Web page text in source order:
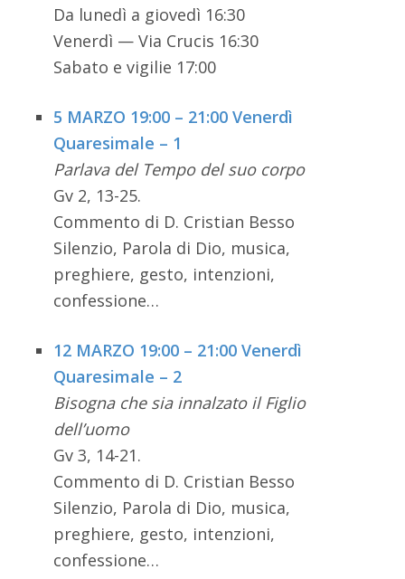
Da lunedì a giovedì 16:30
Venerdì — Via Crucis 16:30
Sabato e vigilie 17:00
5 MARZO 19:00 – 21:00 Venerdì
Quaresimale – 1
Parlava del Tempo del suo corpo
Gv 2, 13-25.
Commento di D. Cristian Besso
Silenzio, Parola di Dio, musica,
preghiere, gesto, intenzioni,
confessione…
12 MARZO 19:00 – 21:00 Venerdì
Quaresimale – 2
Bisogna che sia innalzato il Figlio
dell’uomo
Gv 3, 14-21.
Commento di D. Cristian Besso
Silenzio, Parola di Dio, musica,
preghiere, gesto, intenzioni,
confessione…